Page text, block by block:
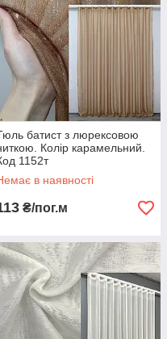
батист з люрексовою
Колір карамельний.
1152т
в наявності
₴/пог.м